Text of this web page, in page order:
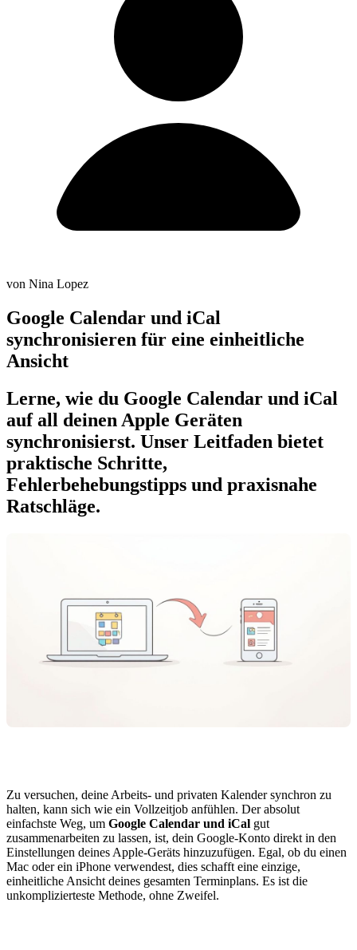
von Nina Lopez
Google Calendar und iCal
synchronisieren für eine einheitliche
Ansicht
Lerne, wie du Google Calendar und iCal
auf all deinen Apple Geräten
synchronisierst. Unser Leitfaden bietet
praktische Schritte,
Fehlerbehebungstipps und praxisnahe
Ratschläge.
Zu versuchen, deine Arbeits- und privaten Kalender synchron zu
halten, kann sich wie ein Vollzeitjob anfühlen. Der absolut
einfachste Weg, um Google Calendar und iCal gut
zusammenarbeiten zu lassen, ist, dein Google-Konto direkt in den
Einstellungen deines Apple-Geräts hinzuzufügen. Egal, ob du einen
Mac oder ein iPhone verwendest, dies schafft eine einzige,
einheitliche Ansicht deines gesamten Terminplans. Es ist die
unkomplizierteste Methode, ohne Zweifel.